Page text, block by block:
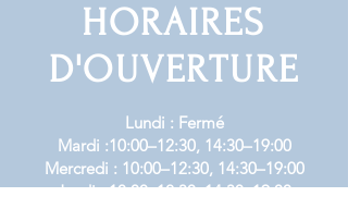
HORAIRES
D'OUVERTURE
Lundi : Fermé
Mardi :10:00–12:30, 14:30–19:00
Mercredi : 10:00–12:30, 14:30–19:00
Jeudi : 10:00–12:30, 14:30–19:00